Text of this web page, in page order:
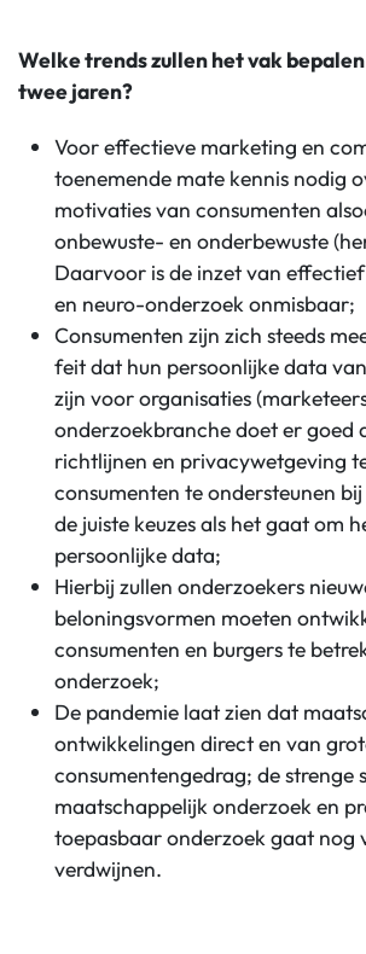
Welke trends zullen het vak
twee jaren?
Voor effectieve marketing en
toenemende mate kennis nodig
motivaties van consumenten
onbewuste- en onderbewuste
Daarvoor is de inzet van
en neuro-onderzoek onmisbaar;
Consumenten zijn zich steeds
feit dat hun persoonlijke data
zijn voor organisaties
onderzoekbranche doet er goed
richtlijnen en privacywetgeving
consumenten te ondersteunen
de juiste keuzes als het gaat om
persoonlijke data;
Hierbij zullen onderzoekers
beloningsvormen moeten
consumenten en burgers te
onderzoek;
De pandemie laat zien dat
ontwikkelingen direct en van
consumentengedrag; de strenge
maatschappelijk onderzoek en
toepasbaar onderzoek gaat nog
verdwijnen.